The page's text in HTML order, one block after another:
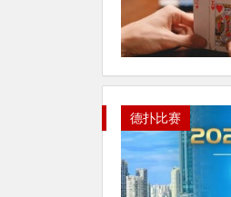
德扑比赛